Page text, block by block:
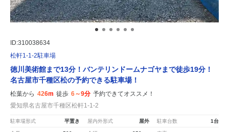
ID:310038634
松軒1-1-2駐車場
徳川美術館まで13分！バンテリンドームナゴヤまで徒歩19分！
名古屋市千種区松の予約できる駐車場！
松葉から 426m 徒歩 6～9分 予約できてオススメ！
愛知県名古屋市千種区松軒1-1-2
駐車場形式 平置き 屋内外形式 屋外 駐車台数 1台